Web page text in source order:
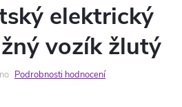
elektrický
vozík žlutý
Podrobnosti hodnocení